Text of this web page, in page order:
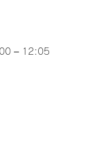
– 12:05